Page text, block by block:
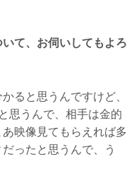
て、お伺いしてもよろ
ると思うんですけど、
思うんで、相手は金的
映像見てもらえれば多
ったと思うんで、う